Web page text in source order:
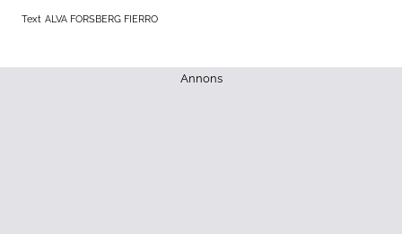
Text ALVA FORSBERG FIERRO
Annons